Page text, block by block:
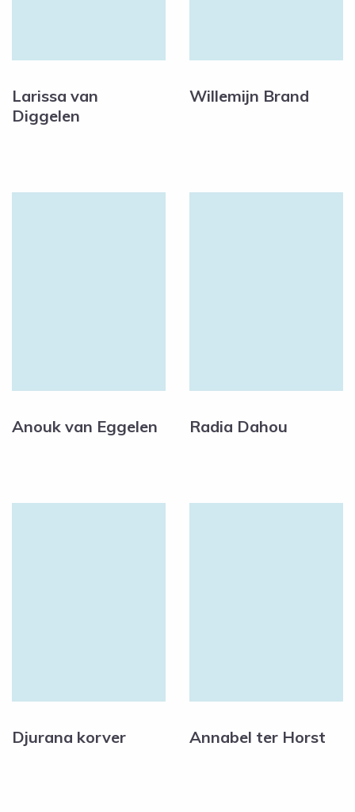
Larissa van
Diggelen
Willemijn Brand
Anouk van Eggelen Radia Dahou
Djurana korver Annabel ter Horst